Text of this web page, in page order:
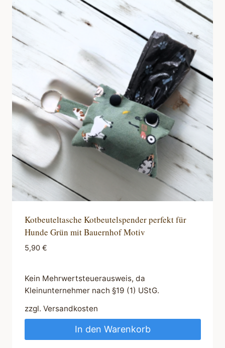
Kotbeuteltasche Kotbeutelspender perfekt für
Hunde Grün mit Bauernhof Motiv
5,90 €
Kein Mehrwertsteuerausweis, da
Kleinunternehmer nach §19 (1) UStG.
zzgl. Versandkosten
In den Warenkorb